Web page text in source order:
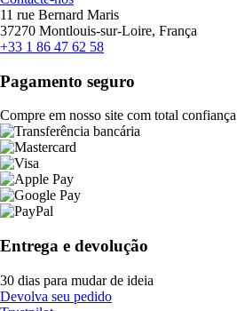
11 rue Bernard Maris
37270 Montlouis-sur-Loire, França
+33 1 86 47 62 58
Pagamento seguro
Compre em nosso site com total confiança
Entrega e devolução
30 dias para mudar de ideia
Devolva seu pedido